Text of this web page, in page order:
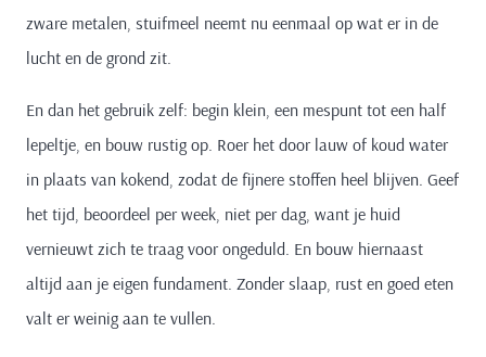
zware metalen, stuifmeel neemt nu eenmaal op wat er in de
lucht en de grond zit.
En dan het gebruik zelf: begin klein, een mespunt tot een half
lepeltje, en bouw rustig op. Roer het door lauw of koud water
in plaats van kokend, zodat de fijnere stoffen heel blijven. Geef
het tijd, beoordeel per week, niet per dag, want je huid
vernieuwt zich te traag voor ongeduld. En bouw hiernaast
altijd aan je eigen fundament. Zonder slaap, rust en goed eten
valt er weinig aan te vullen.